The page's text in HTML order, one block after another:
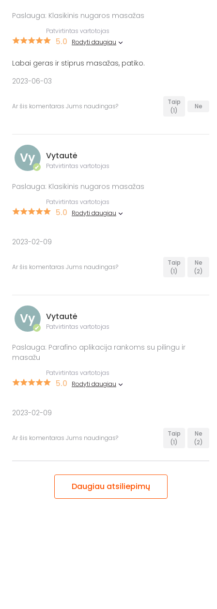
Paslauga: Klasikinis nugaros masažas
Patvirtintas vartotojas
5.0 Rodyti daugiau
Labai geras ir stiprus masažas, patiko.
2023-06-03
Ar šis komentaras Jums naudingas?
Taip
(1)
Ne
Vy
✔
Vytautė
Patvirtintas vartotojas
Paslauga: Klasikinis nugaros masažas
Patvirtintas vartotojas
5.0 Rodyti daugiau
2023-02-09
Ar šis komentaras Jums naudingas?
Taip
(1)
Ne
(2)
Vy
✔
Vytautė
Patvirtintas vartotojas
Paslauga: Parafino aplikacija rankoms su pilingu ir
masažu
Patvirtintas vartotojas
5.0 Rodyti daugiau
2023-02-09
Ar šis komentaras Jums naudingas?
Taip
(1)
Ne
(2)
Daugiau atsiliepimų